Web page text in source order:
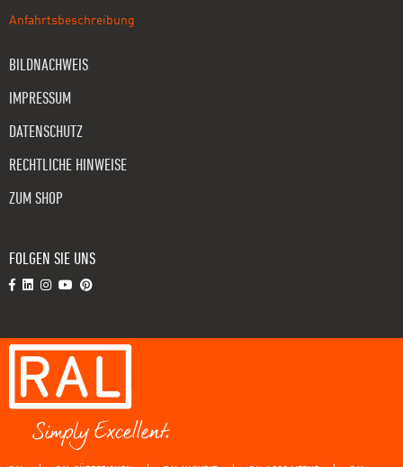
Anfahrtsbeschreibung
BILDNACHWEIS
IMPRESSUM
DATENSCHUTZ
RECHTLICHE HINWEISE
ZUM SHOP
FOLGEN SIE UNS